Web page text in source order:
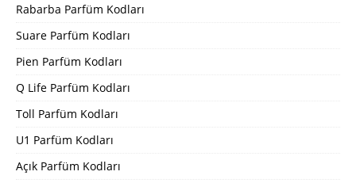
Rabarba Parfüm Kodları
Suare Parfüm Kodları
Pien Parfüm Kodları
Q Life Parfüm Kodları
Toll Parfüm Kodları
U1 Parfüm Kodları
Açık Parfüm Kodları